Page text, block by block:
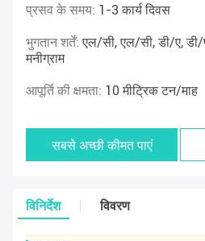
प्रसव के समय: 1-3 कार्य दिवस
भुगतान शर्तें:एल/सी, एल/सी, डी/ए, डी/
मनीग्राम
आपूर्ति की क्षमता: 10 मीट्रिक टन/माह
सबसे अच्छी कीमत पाएं
विनिर्देश विवरण